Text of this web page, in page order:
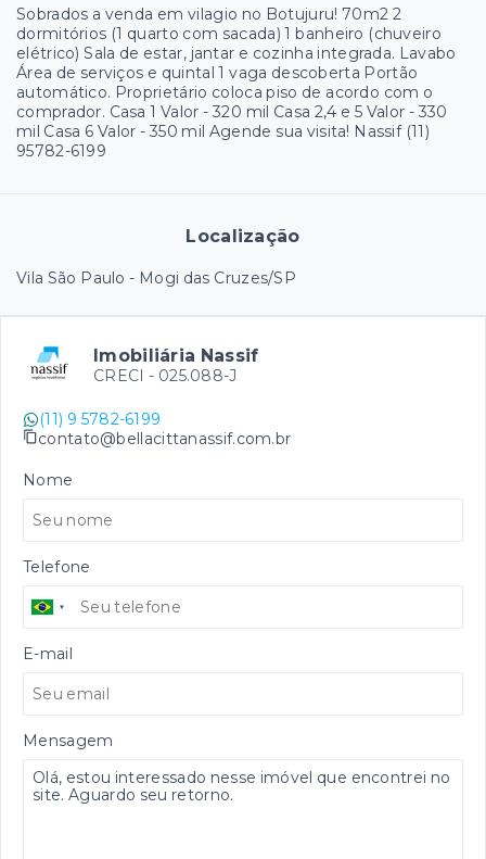
Sobrados a venda em vilagio no Botujuru! 70m2 2
dormitórios (1 quarto com sacada) 1 banheiro (chuveiro
elétrico) Sala de estar, jantar e cozinha integrada. Lavabo
Área de serviços e quintal 1 vaga descoberta Portão
automático. Proprietário coloca piso de acordo com o
comprador. Casa 1 Valor - 320 mil Casa 2,4 e 5 Valor - 330
mil Casa 6 Valor - 350 mil Agende sua visita! Nassif (11)
95782-6199
Localização
Vila São Paulo - Mogi das Cruzes/SP
Imobiliária Nassif
CRECI - 025.088-J
(11) 9 5782-6199
contato@bellacittanassif.com.br
Nome
Telefone
E-mail
Mensagem